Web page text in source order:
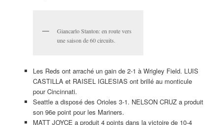
Giancarlo Stanton: en route vers
une saison de 60 circuits.
Les Reds ont arraché un gain de 2-1 à Wrigley Field. LUIS
CASTILLA et RAISEL IGLESIAS ont brillé au monticule
pour Cincinnati.
Seattle a disposé des Orioles 3-1. NELSON CRUZ a produit
son 96e point pour les Mariners.
MATT JOYCE a produit 4 points dans la victoire de 10-4